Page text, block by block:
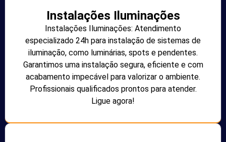
Instalações Iluminações
Instalações Iluminações: Atendimento
especializado 24h para instalação de sistemas de
iluminação, como luminárias, spots e pendentes.
Garantimos uma instalação segura, eficiente e com
acabamento impecável para valorizar o ambiente.
Profissionais qualificados prontos para atender.
Ligue agora!